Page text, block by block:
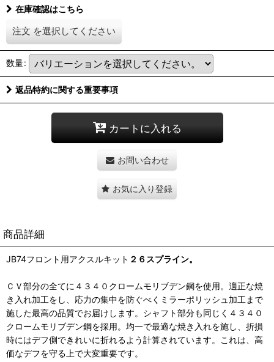
在庫確認はこちら
注文 を選択してください
数量:
返品特約に関する重要事項
カートに入れる
お問い合わせ
お気に入り登録
商品詳細
JB74フロント用アクスルキット ２６スプライン。
ＣＶ部分の全てに４３４０クロームモリブデン鋼を使用。適正な焼
き入れ加工をし、応力の集中を防ぐべくミラーポリッシュ加工まで
施した最高の品質でお届けします。シャフト部分も同じく４３４０
クロームモリブデン鋼を採用。均一で最適な焼き入れを施し、折損
時にはデフ側できれいに折れるよう計算されています。これは、高
価なデフを守る上で大変重要です。